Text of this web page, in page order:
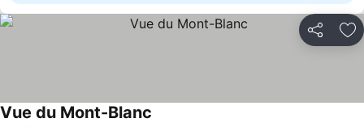
Partilhar
Vue du Mont-Blanc